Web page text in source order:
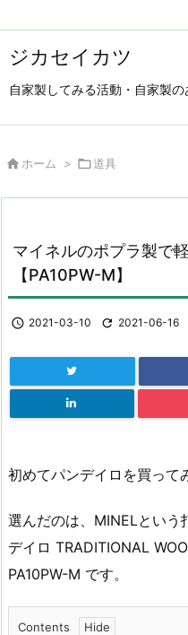
ジカセイカツ
自家製してみる活動・自家製
 ホーム > 道具
マイネルのポプラ製で
【PA10PW-M】
 2021-03-10  2021-06-16
初めてパンデイロを買って
選んだのは、MINELという
デイロ TRADITIONAL
PA10PW-M です。
Contents